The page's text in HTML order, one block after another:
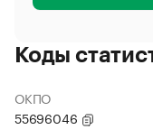
Коды
ОКПО
55696046